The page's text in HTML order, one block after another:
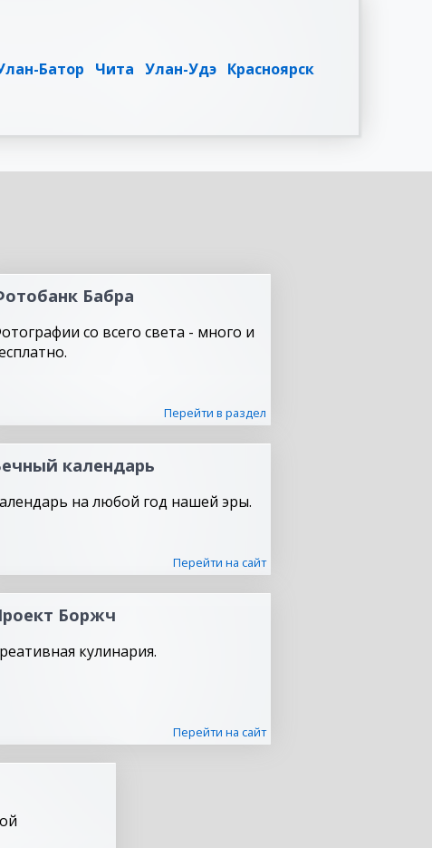
Батор Чита Улан-Удэ Красноярск
Бабра
со всего света - много и
Перейти в раздел
календарь
на любой год нашей эры.
Перейти на сайт
Боржч
кулинария.
Перейти на сайт